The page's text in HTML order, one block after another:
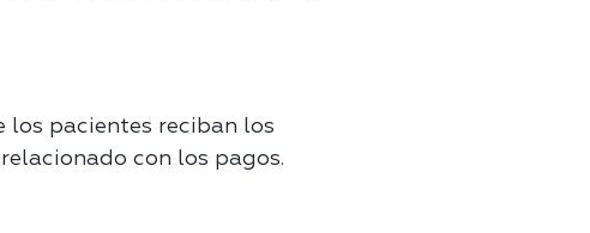
los pacientes reciban los
con los pagos.